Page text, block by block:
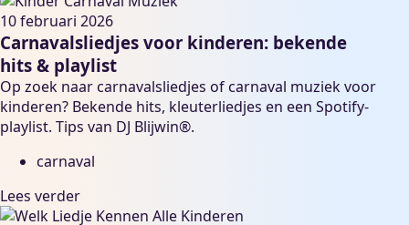
10 februari 2026
Carnavalsliedjes voor kinderen: bekende
hits & playlist
Op zoek naar carnavalsliedjes of carnaval muziek voor
kinderen? Bekende hits, kleuterliedjes en een Spotify-
playlist. Tips van DJ Blijwin®.
carnaval
Lees verder